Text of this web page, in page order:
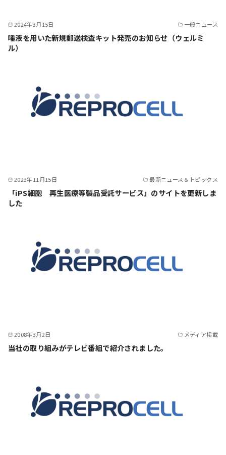
2024年3月15日 一般ニュース
唾液を用いた新規郵送検査キット発売のお知らせ（ウェルミ
ル）
2023年11月15日 最新ニュース＆トピックス
「iPS細胞 再生医療等製品受託サービス」のサイトを更新しま
した
2008年3月2日 メディア掲載
当社の取り組みがテレビ番組で紹介されました。